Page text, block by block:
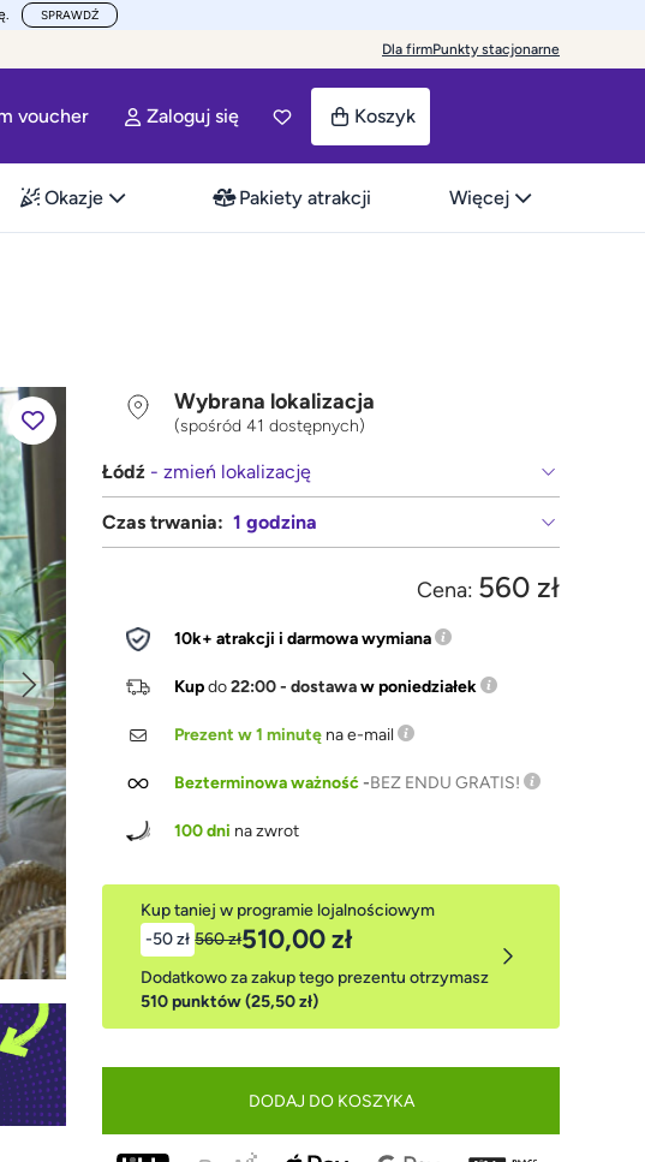
SPRAWDŹ
Dla firmPunkty stacjonarne
voucher Zaloguj się Koszyk
Okazje Pakiety atrakcji Więcej
Wybrana lokalizacja
(spośród 41 dostępnych)
Łódź - zmień lokalizację
Czas trwania:1 godzina
Cena: 560 zł
10k+ atrakcji i darmowa wymiana
Kupdo22:00 - dostawaw poniedziałek
Prezent w 1 minutę na e-mail
Bezterminowa ważność-BEZ ENDU GRATIS!
100 dni na zwrot
Kup taniej w programie lojalnościowym
-50 zł 560 zł510,00 zł
Dodatkowo za zakup tego prezentu otrzymasz
510 punktów (25,50 zł)
DODAJ DO KOSZYKA